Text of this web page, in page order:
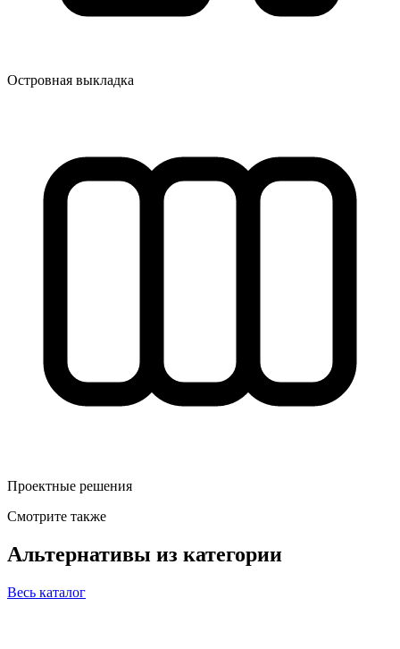
Островная выкладка
Проектные решения
Смотрите также
Альтернативы из категории
Весь каталог